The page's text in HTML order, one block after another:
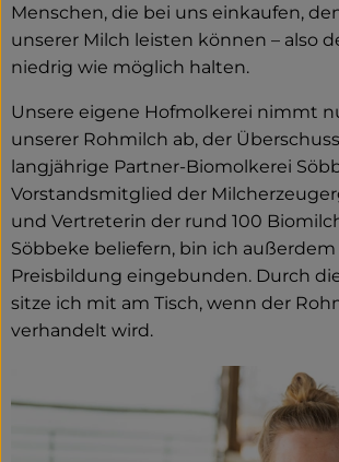
Menschen, die bei uns einkaufen,
unserer Milch leisten können – also
niedrig wie möglich halten.
Unsere eigene Hofmolkerei nimmt
unserer Rohmilch ab, der
langjährige Partner-Biomolkerei
Vorstandsmitglied der
und Vertreterin der rund 100
Söbbeke beliefern, bin ich
Preisbildung eingebunden. Durch
sitze ich mit am Tisch, wenn der
verhandelt wird.